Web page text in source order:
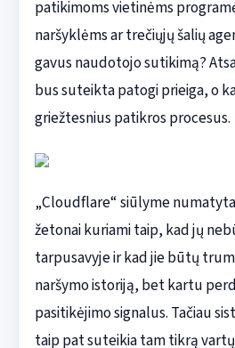
patikimoms vietinėms
naršyklėms ar trečiųjų šalių
gavus naudotojo sutikimą?
bus suteikta patogi prieiga, o
griežtesnius patikros procesus.
„Cloudflare“ siūlyme
žetonai kuriami taip, kad jų
tarpusavyje ir kad jie būtų
naršymo istoriją, bet kartu
pasitikėjimo signalus. Tačiau
taip pat suteikia tam tikrą vartų